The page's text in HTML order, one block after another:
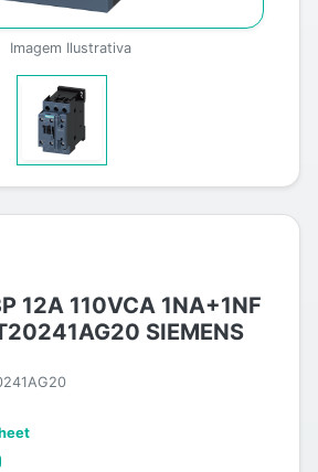
Imagem Ilustrativa
12A 110VCA 1NA+1NF
SIEMENS